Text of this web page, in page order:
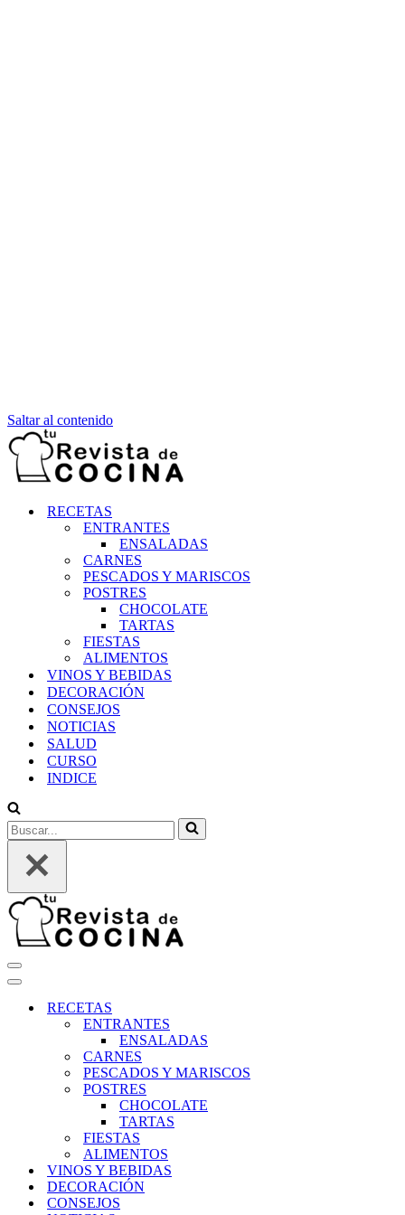
Saltar al contenido
RECETAS
ENTRANTES
ENSALADAS
CARNES
PESCADOS Y MARISCOS
POSTRES
CHOCOLATE
TARTAS
FIESTAS
ALIMENTOS
VINOS Y BEBIDAS
DECORACIÓN
CONSEJOS
NOTICIAS
SALUD
CURSO
INDICE
Buscar...
Menú
de
Menú
navegaciónRECETAS
ENTRANTES
ENSALADAS
CARNES
PESCADOS Y MARISCOS
POSTRES
CHOCOLATE
TARTAS
FIESTAS
ALIMENTOS
VINOS Y BEBIDAS
DECORACIÓN
CONSEJOS